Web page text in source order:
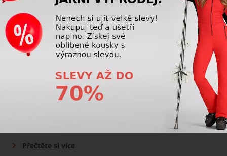
Přečtěte si více
Jízdní kola
Jaký tlak by měly mít pláště na kole?
Správný tlak v pláštích závisí na typu kola, šířce plášťů,
hmotnosti jezdce a povrchu, po kterém jezdí. Příliš nízký tlak
zvyšuje riziko defektu, příliš vysoký snižuje komfort a
Přečtěte si více